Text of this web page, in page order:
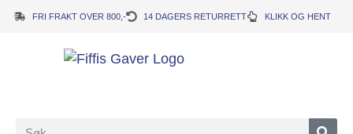
FRI FRAKT OVER 800,- 14 DAGERS RETURRETT KLIKK OG HENT